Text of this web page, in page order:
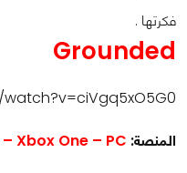
فكرتها .
Grounded
المنصة: – Xbox One – PC